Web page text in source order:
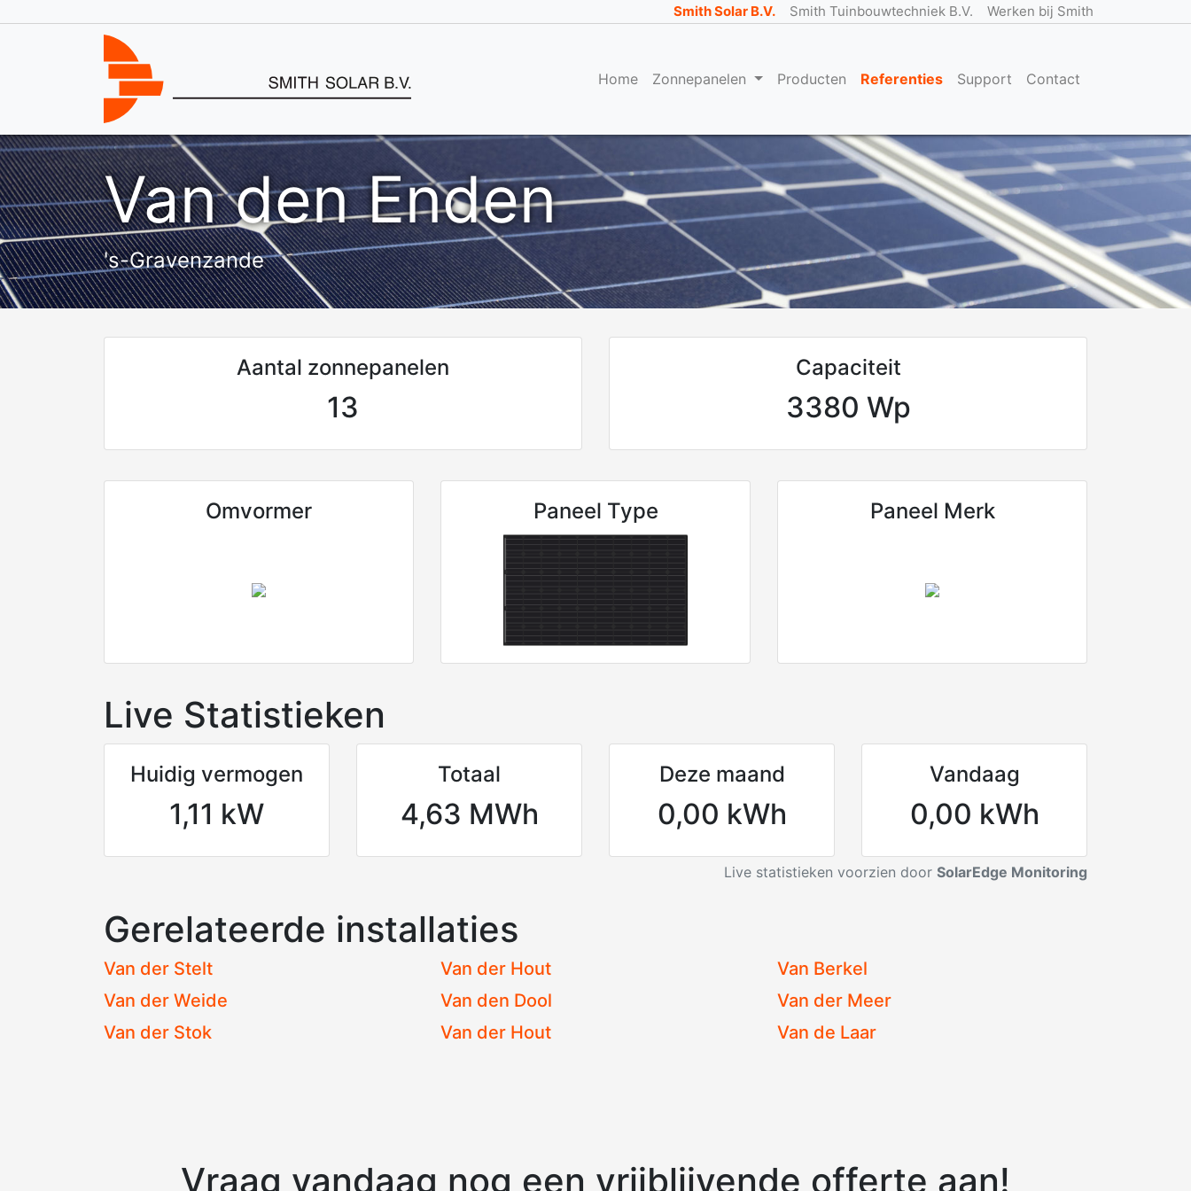
Smith Solar B.V. Smith Tuinbouwtechniek B.V. Werken bij Smith
Home Zonnepanelen Producten Referenties Support Contact
Van den Enden
's-Gravenzande
Aantal zonnepanelen
13
Capaciteit
3380 Wp
Omvormer Paneel Type Paneel Merk
Live Statistieken
Huidig vermogen
1,11 kW
Totaal
4,63 MWh
Deze maand
0,00 kWh
Vandaag
0,00 kWh
Live statistieken voorzien door SolarEdge Monitoring
Gerelateerde installaties
Van der Stelt Van der Hout
Van Berkel
Van der Weide
Van den Dool
Van der Meer
Van der Stok
Van der Hout Van de Laar
Vraag vandaag nog een vrijblijvende offerte aan!